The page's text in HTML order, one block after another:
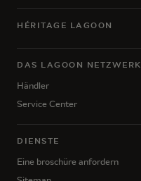
HÉRITAGE LAGOON
DAS LAGOON NETZWERK
Händler
Service Center
DIENSTE
Eine broschüre anfordern